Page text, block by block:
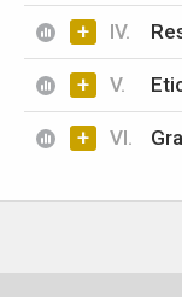
+ IV.
+ V.
+ VI.